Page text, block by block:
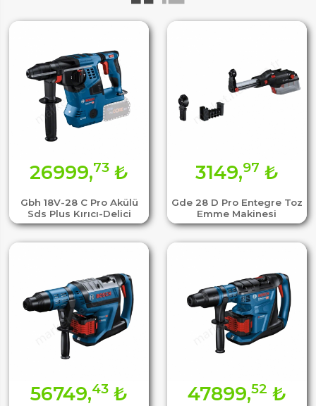
Gbh 18V-28 C Pro Akülü
Sds Plus Kırıcı-Delici
26999,73 ₺
Gde 28 D Pro Entegre Toz
Emme Makinesi
3149,97 ₺
56749,43 ₺ 47899,52 ₺